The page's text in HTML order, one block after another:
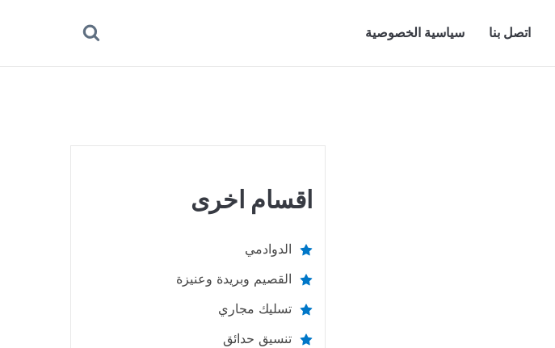
اتصل بنا سياسية الخصوصية
اقسام اخرى
الدوادمي
القصيم وبريدة وعنيزة
تسليك مجاري
تنسيق حدائق